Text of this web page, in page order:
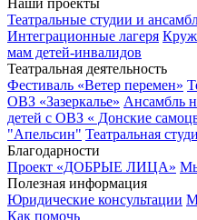
Театральные студии и
Интеграционные лагеря
мам детей-инвалидов
Театральная деятельность
Фестиваль «Ветер перемен»
ОВЗ «Зазеркалье» Ансамбль
детей с ОВЗ « Донские
"Апельсин" Театральная
Благодарности
Проект «ДОБРЫЕ ЛИЦА»
Полезная информация
Юридические консультации
Как помочь